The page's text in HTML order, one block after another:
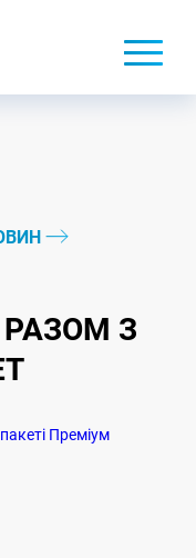
РАЗОМ З
пакеті Преміум